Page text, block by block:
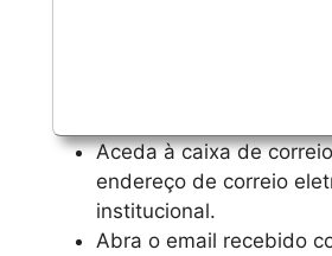
Aceda à caixa de
endereço de correio
institucional.
Abra o email recebido